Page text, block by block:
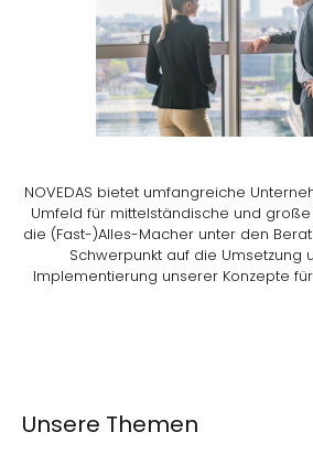
NOVEDAS bietet umfangreiche
Umfeld für mittelständische und große
die (Fast-)Alles-Macher unter den
Schwerpunkt auf die Umsetzung
Implementierung unserer Konzepte
Unsere Themen